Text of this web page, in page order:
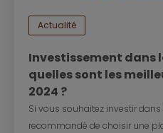
Actualité
Investissement dans
quelles sont les
2024 ?
Si vous souhaitez investir
recommandé de choisir une